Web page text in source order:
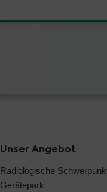
Unser Angebot
Radiologische
Gerätepark